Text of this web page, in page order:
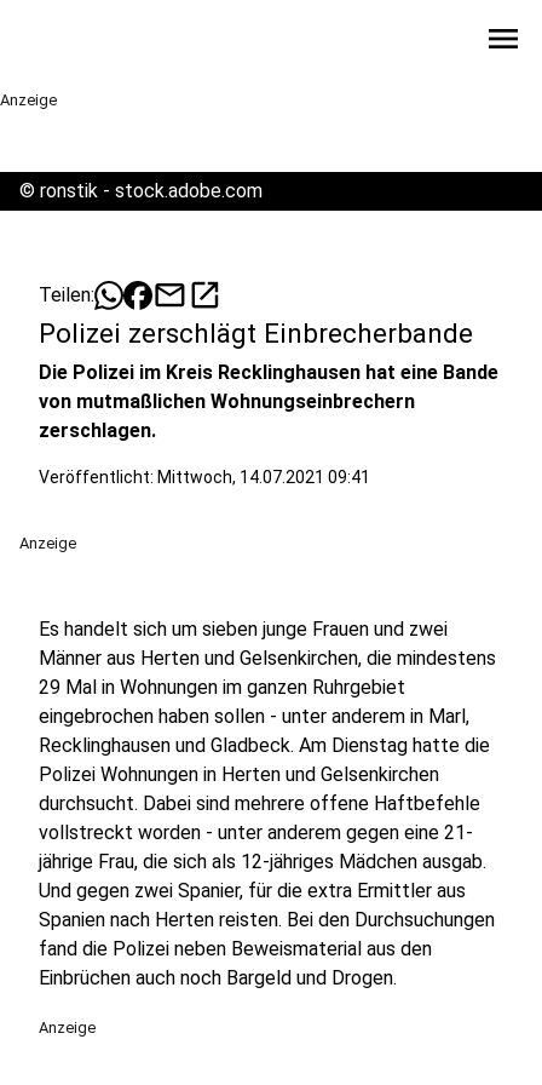
menu
Anzeige
© ronstik - stock.adobe.com
Teilen: mailopen_in_new
Polizei zerschlägt Einbrecherbande
Die Polizei im Kreis Recklinghausen hat eine Bande
von mutmaßlichen Wohnungseinbrechern
zerschlagen.
Veröffentlicht: Mittwoch, 14.07.2021 09:41
Anzeige
Es handelt sich um sieben junge Frauen und zwei
Männer aus Herten und Gelsenkirchen, die mindestens
29 Mal in Wohnungen im ganzen Ruhrgebiet
eingebrochen haben sollen - unter anderem in Marl,
Recklinghausen und Gladbeck. Am Dienstag hatte die
Polizei Wohnungen in Herten und Gelsenkirchen
durchsucht. Dabei sind mehrere offene Haftbefehle
vollstreckt worden - unter anderem gegen eine 21-
jährige Frau, die sich als 12-jähriges Mädchen ausgab.
Und gegen zwei Spanier, für die extra Ermittler aus
Spanien nach Herten reisten. Bei den Durchsuchungen
fand die Polizei neben Beweismaterial aus den
Einbrüchen auch noch Bargeld und Drogen.
Anzeige